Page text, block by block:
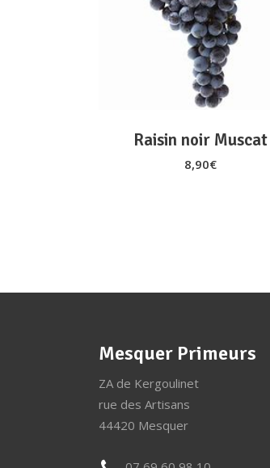
AJOUTER AU PANIER
Raisin noir Muscat
8,90€
Mesquer Primeurs
ZA de Kergoulinet
rue des Artisans
44420 Mesquer